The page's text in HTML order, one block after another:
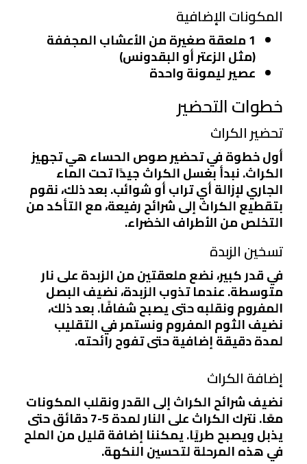
المكونات الإضافية
1 ملعقة صغيرة من الأعشاب المجففة
(مثل الزعتر أو البقدونس)
عصير ليمونة واحدة
خطوات التحضير
تحضير الكراث
أول خطوة في تحضير صوص الحساء هي تجهيز
الكراث. نبدأ بغسل الكراث جيدًا تحت الماء
الجاري لإزالة أي تراب أو شوائب. بعد ذلك، نقوم
بتقطيع الكراث إلى شرائح رفيعة، مع التأكد من
التخلص من الأطراف الخضراء.
تسخين الزبدة
في قدر كبير، نضع ملعقتين من الزبدة على نار
متوسطة. عندما تذوب الزبدة، نضيف البصل
المفروم ونقلبه حتى يصبح شفافًا. بعد ذلك،
نضيف الثوم المفروم ونستمر في التقليب
لمدة دقيقة إضافية حتى تفوح رائحته.
إضافة الكراث
نضيف شرائح الكراث إلى القدر ونقلب المكونات
معًا. نترك الكراث على النار لمدة 5-7 دقائق حتى
يذبل ويصبح طريًا. يمكننا إضافة قليل من الملح
في هذه المرحلة لتحسين النكهة.